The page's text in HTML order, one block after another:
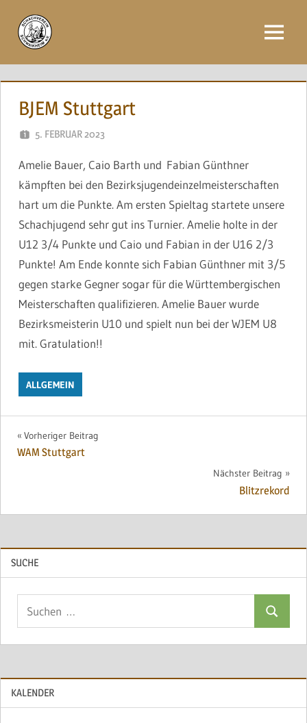
Inhalt
springen
Menü
BJEM Stuttgart
5. FEBRUAR 2023
Amelie Bauer, Caio Barth und Fabian Günthner
kämpften bei den Bezirksjugendeinzelmeisterschaften
hart um die Punkte. Am ersten Spieltag startete unsere
Schachjugend sehr gut ins Turnier. Amelie holte in der
U12 3/4 Punkte und Caio und Fabian in der U16 2/3
Punkte! Am Ende konnte sich Fabian Günthner mit 3/5
gegen starke Gegner sogar für die Württembergischen
Meisterschaften qualifizieren. Amelie Bauer wurde
Bezirksmeisterin U10 und spielt nun bei der WJEM U8
mit. Gratulation!!
ALLGEMEIN
Beitragsnavigation
Vorheriger Beitrag
WAM Stuttgart
Nächster Beitrag
Blitzrekord
SUCHE
Suchen
KALENDER